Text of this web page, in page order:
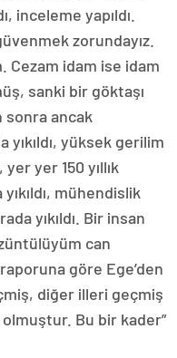
inceleme yapıldı.
zorundayız.
Cezam idam ise idam
sanki bir göktaşı
ancak
yıkıldı, yüksek gerilim
yer 150 yıllık
mühendislik
yıkıldı. Bir insan
can
göre Ege’den
diğer illeri geçmiş
Bu bir kader”